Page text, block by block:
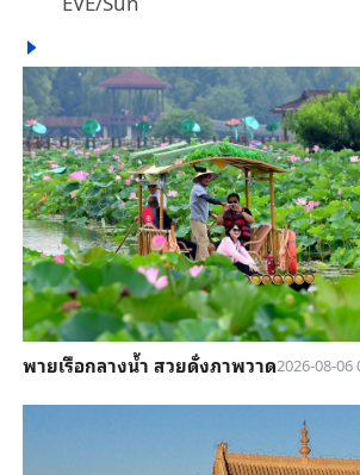
พายเรือกลางน้ำ สวยดั่งภาพวาด2026-08-06